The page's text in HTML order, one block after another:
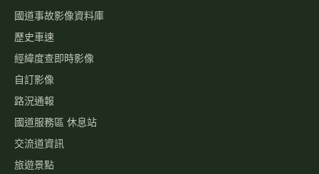
國道事故影像資料庫
歷史車速
經緯度查即時影像
自訂影像
路況通報
國道服務區 休息站
交流道資訊
旅遊景點